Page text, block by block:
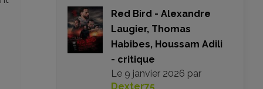
Red Bird - Alexandre
Laugier, Thomas
Habibes, Houssam Adili
- critique
Le 9 janvier 2026 par
Dexter75